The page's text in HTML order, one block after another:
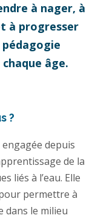
à nager, à
à progresser
âge.
?
engagée depuis
de la
liés à l’eau. Elle
permettre à
dans le milieu